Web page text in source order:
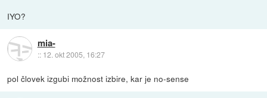
IYO?
mia-
:: 12. okt 2005, 16:27
pol človek izgubi možnost izbire, kar je no-sense